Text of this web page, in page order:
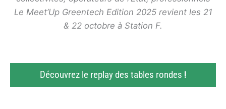
Le Meet’Up Greentech Edition 2025 revient les 21
& 22 octobre à Station F.
Découvrez le replay des tables rondes !